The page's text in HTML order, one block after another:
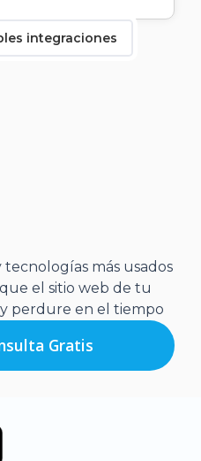
integraciones
tecnologías más usados
el sitio web de tu
perdure en el tiempo
Gratis